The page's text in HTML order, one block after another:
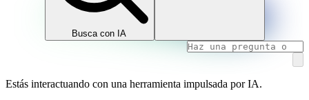
Busca con IA
Estás interactuando con una herramienta impulsada por IA.